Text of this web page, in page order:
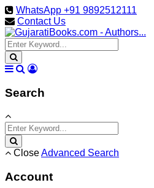
WhatsApp +91 9892512111
Contact Us
Search
CloseAdvanced Search
Account